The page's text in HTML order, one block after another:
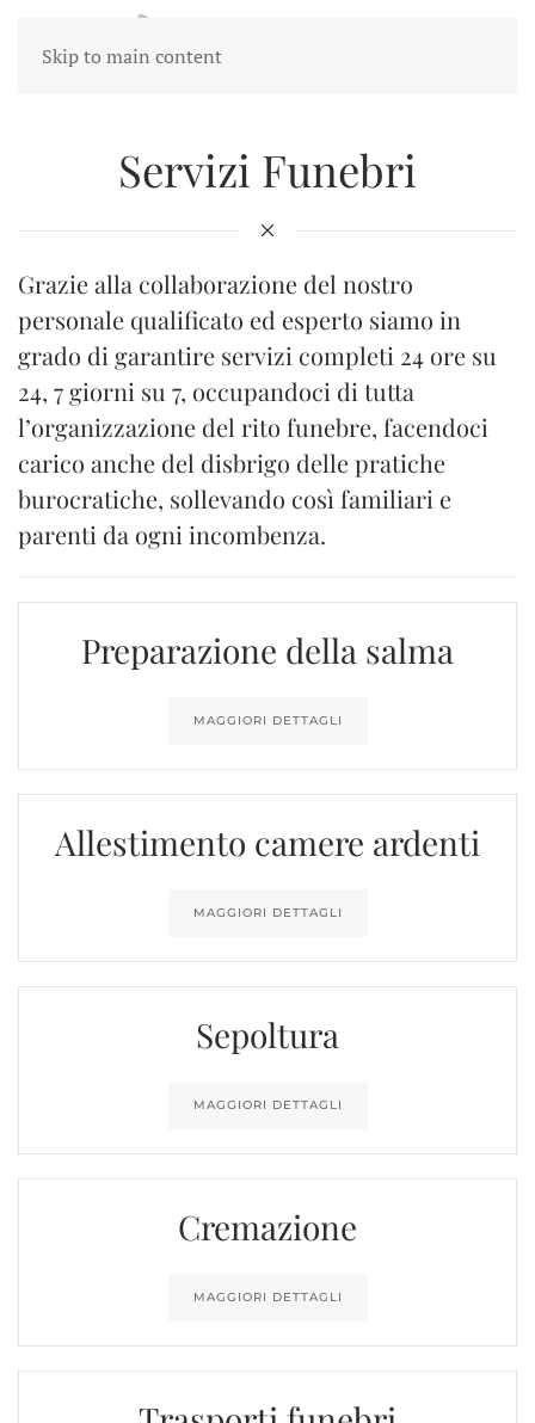
Skip to main content
Servizi Funebri
Grazie alla collaborazione del nostro
personale qualificato ed esperto siamo in
grado di garantire servizi completi 24 ore su
24, 7 giorni su 7, occupandoci di tutta
l’organizzazione del rito funebre, facendoci
carico anche del disbrigo delle pratiche
burocratiche, sollevando così familiari e
parenti da ogni incombenza.
Preparazione della salma
MAGGIORI DETTAGLI
Allestimento camere ardenti
MAGGIORI DETTAGLI
Sepoltura
MAGGIORI DETTAGLI
Cremazione
MAGGIORI DETTAGLI